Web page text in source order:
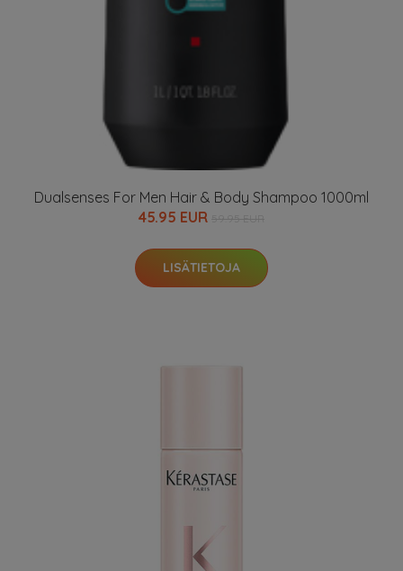
Dualsenses For Men Hair & Body Shampoo 1000ml
45.95 EUR
LISÄTIETOJA